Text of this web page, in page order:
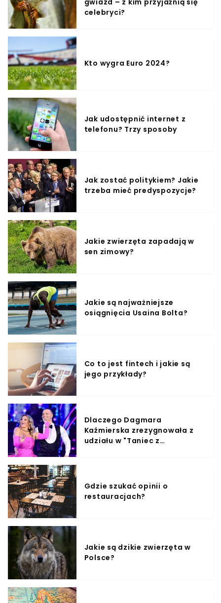
celebryci?
Kto wygra Euro 2024?
Jak udostępnić internet z
telefonu? Trzy sposoby
Jak zostać politykiem? Jakie
trzeba mieć predyspozycje?
Jakie zwierzęta zapadają w
sen zimowy?
Jakie są najważniejsze
osiągnięcia Usaina Bolta?
Co to jest fintech i jakie są
jego przykłady?
Dlaczego Dagmara
Kaźmierska zrezygnowała z
udziału w "Taniec z
Gdzie szukać opinii o
restauracjach?
Jakie są dzikie zwierzęta w
Polsce?